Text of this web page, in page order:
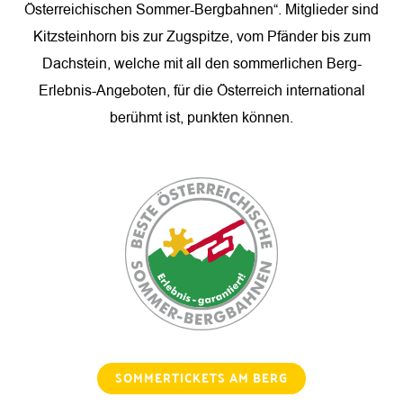
Österreichischen Sommer-Bergbahnen“. Mitglieder sind
Kitzsteinhorn bis zur Zugspitze, vom Pfänder bis zum
Dachstein, welche mit all den sommerlichen Berg-
Erlebnis-Angeboten, für die Österreich international
berühmt ist, punkten können.
SOMMERTICKETS AM BERG